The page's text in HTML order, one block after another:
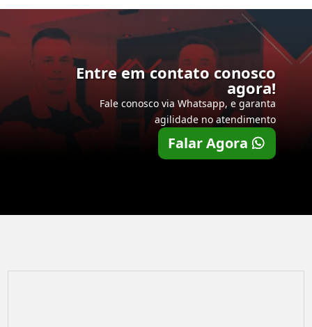
Entre em contato conosco
agora!
Fale conosco via Whatsapp, e garanta
agilidade no atendimento
Falar Agora